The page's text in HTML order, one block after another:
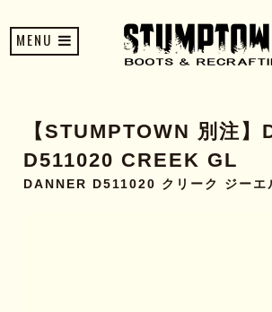
MENU
【STUMPTOWN 別注
D511020 CREEK GL
DANNER D511020 クリーク ジーエ